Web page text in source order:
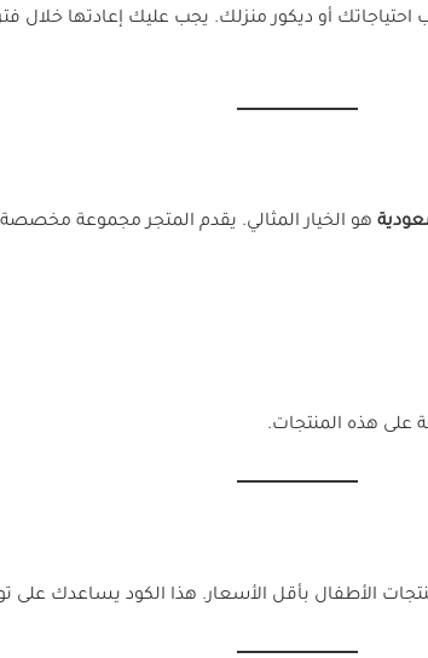
هو الخيار المثالي. يقدم المتجر مجموعة
هذه المنتجات.
الأطفال بأقل الأسعار. هذا الكود يساعدك على